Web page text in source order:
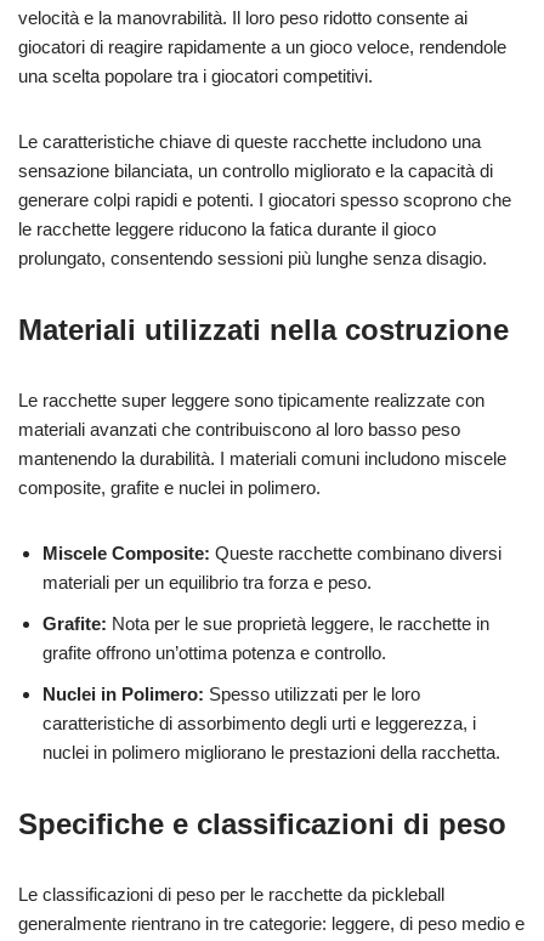
velocità e la manovrabilità. Il loro peso ridotto consente ai
giocatori di reagire rapidamente a un gioco veloce, rendendole
una scelta popolare tra i giocatori competitivi.
Le caratteristiche chiave di queste racchette includono una
sensazione bilanciata, un controllo migliorato e la capacità di
generare colpi rapidi e potenti. I giocatori spesso scoprono che
le racchette leggere riducono la fatica durante il gioco
prolungato, consentendo sessioni più lunghe senza disagio.
Materiali utilizzati nella costruzione
Le racchette super leggere sono tipicamente realizzate con
materiali avanzati che contribuiscono al loro basso peso
mantenendo la durabilità. I materiali comuni includono miscele
composite, grafite e nuclei in polimero.
Miscele Composite: Queste racchette combinano diversi
materiali per un equilibrio tra forza e peso.
Grafite: Nota per le sue proprietà leggere, le racchette in
grafite offrono un’ottima potenza e controllo.
Nuclei in Polimero: Spesso utilizzati per le loro
caratteristiche di assorbimento degli urti e leggerezza, i
nuclei in polimero migliorano le prestazioni della racchetta.
Specifiche e classificazioni di peso
Le classificazioni di peso per le racchette da pickleball
generalmente rientrano in tre categorie: leggere, di peso medio e